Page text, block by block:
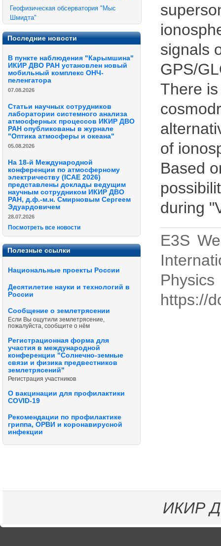
Геофизическая обсерватория "Мыс
Шмидта"
Последние новости
В пункте наблюдения "Карымшина"
ИКИР ДВО РАН установлен новый
мобильный комплекс ОНЧ-
пеленгатора
07.08.2026
Статьи научных сотрудников
лаборатории системного анализа
атмосферных процессов ИКИР ДВО
РАН опубликованы в журнале
"Оптика атмосферы и океана"
05.08.2026
На 18-й Международной
конференции по атмосферному
электричеству (ICAE 2026)
представлены доклады ведущим
научным сотрудником ИКИР ДВО
РАН, д.ф.-м.н. Смирновым Сергеем
Эдуардовичем
28.07.2026
Посмотреть все новости
Полезные ссылки
Национальные проекты России
Десятилетие науки и технологий в
России
Сообщение о землетрясении
Если Вы ощутили землетрясение,
пожалуйста, сообщите о нём
Регистрационная форма для
участия в международной
конференции "Солнечно-земные
связи и физика предвестников
землетрясений"
Регистрация участников
О вакцинации для профилактики
COVID-19
Рекомендации по профилактике
гриппа, ОРВИ и коронавирусной
инфекции
signals
GPS/
There
of
Based
during
E3S
https://
ИКИР